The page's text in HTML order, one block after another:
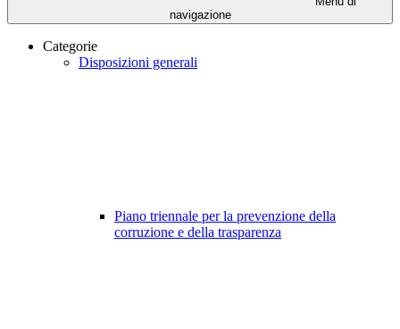
navigazione
Categorie
Disposizioni generali
Piano triennale per la prevenzione della
corruzione e della trasparenza